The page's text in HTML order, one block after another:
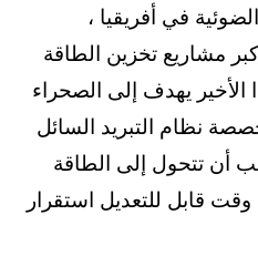
في أفريقيا ،
مشاريع تخزين الطاقة
الأخير يهدف إلى الصحراء
نظام التبريد السائل
يجب أن تتحول إلى الطاقة
قابل للتعديل استقرار